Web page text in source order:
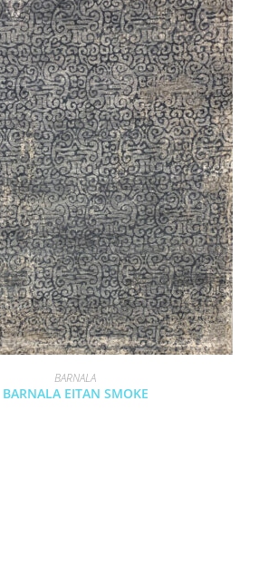
BARNALA
BARNALA EITAN SMOKE